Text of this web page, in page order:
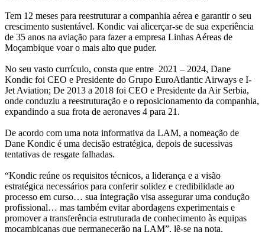
Tem 12 meses para reestruturar a companhia aérea e garantir o seu
crescimento sustentável. Kondic vai alicerçar-se de sua experiência
de 35 anos na aviação para fazer a empresa Linhas Aéreas de
Moçambique voar o mais alto que puder.
No seu vasto currículo, consta que entre 2021 – 2024, Dane
Kondic foi CEO e Presidente do Grupo EuroAtlantic Airways e I-
Jet Aviation; De 2013 a 2018 foi CEO e Presidente da Air Serbia,
onde conduziu a reestruturação e o reposicionamento da companhia,
expandindo a sua frota de aeronaves 4 para 21.
De acordo com uma nota informativa da LAM, a nomeação de
Dane Kondic é uma decisão estratégica, depois de sucessivas
tentativas de resgate falhadas.
“Kondic reúne os requisitos técnicos, a liderança e a visão
estratégica necessários para conferir solidez e credibilidade ao
processo em curso… sua integração visa assegurar uma condução
profissional… mas também evitar abordagens experimentais e
promover a transferência estruturada de conhecimento às equipas
moçambicanas que permanecerão na LAM”, lê-se na nota.